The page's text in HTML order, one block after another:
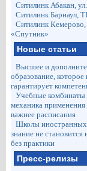
Ситилинк Абакан,
Ситилинк Барнаул,
Ситилинк
«Спутник»
Новые статьи
Высшее и
образование, которое
гарантирует
Учебные комбинаты
механика применения
важнее расписания
Школы иностранных
знание не становится
без практики
Пресс-релизы